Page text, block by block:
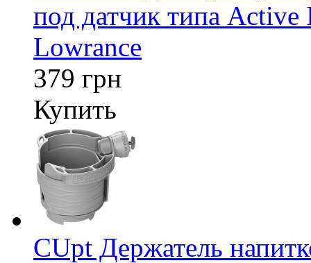
под датчик типа Active
Lowrance
379 грн
Купить
CUpt Держатель